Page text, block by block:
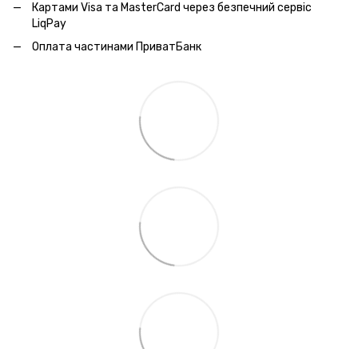
Картами Visa та MasterCard через безпечний сервic
LiqPay
Оплата частинами ПриватБанк